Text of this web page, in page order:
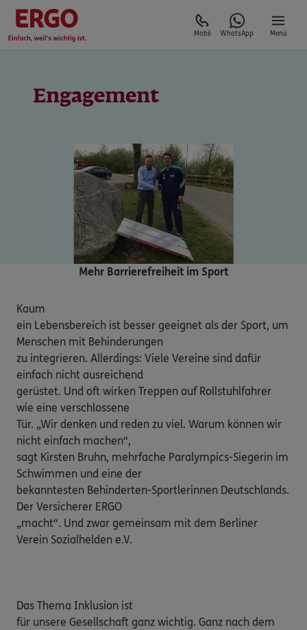
Mobil WhatsApp Menü
Engagement
Mehr Barrierefreiheit im Sport
Kaum
ein Lebensbereich ist besser geeignet als der Sport, um
Menschen mit Behinderungen
zu integrieren. Allerdings: Viele Vereine sind dafür
einfach nicht ausreichend
gerüstet. Und oft wirken Treppen auf Rollstuhlfahrer
wie eine verschlossene
Tür. „Wir denken und reden zu viel. Warum können wir
nicht einfach machen“,
sagt Kirsten Bruhn, mehrfache Paralympics-Siegerin im
Schwimmen und eine der
bekanntesten Behinderten-Sportlerinnen Deutschlands.
Der Versicherer ERGO
„macht“. Und zwar gemeinsam mit dem Berliner
Verein Sozialhelden e.V.
Das Thema Inklusion ist
für unsere Gesellschaft ganz wichtig. Ganz nach dem